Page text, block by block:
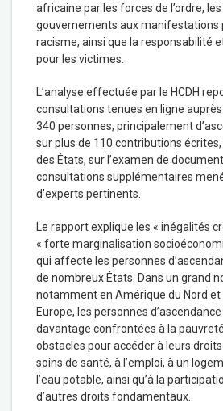
africaine par les forces de l’ordre,
gouvernements aux manifestations
racisme, ainsi que la responsabilité
pour les victimes.
L’analyse effectuée par le HCDH
consultations tenues en ligne
340 personnes, principalement
sur plus de 110 contributions
des États, sur l’examen de
consultations supplémentaires
d’experts pertinents.
Le rapport explique les « inégalités
« forte marginalisation
qui affecte les personnes
de nombreux États. Dans un grand
notamment en Amérique du Nord et
Europe, les personnes
davantage confrontées à la
obstacles pour accéder à leurs droits
soins de santé, à l’emploi, à un
l’eau potable, ainsi qu’à la
d’autres droits fondamentaux.